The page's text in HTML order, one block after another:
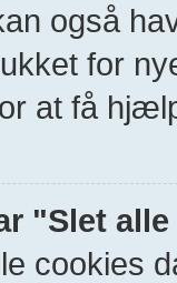
også
for
at få
"Slet
cookies